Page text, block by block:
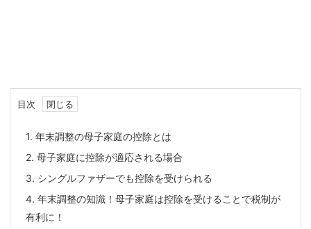
目次
1. 年末調整の母子家庭の控除とは
2. 母子家庭に控除が適応される場合
3. シングルファザーでも控除を受けられる
4. 年末調整の知識！母子家庭は控除を受けることで税制が
有利に！